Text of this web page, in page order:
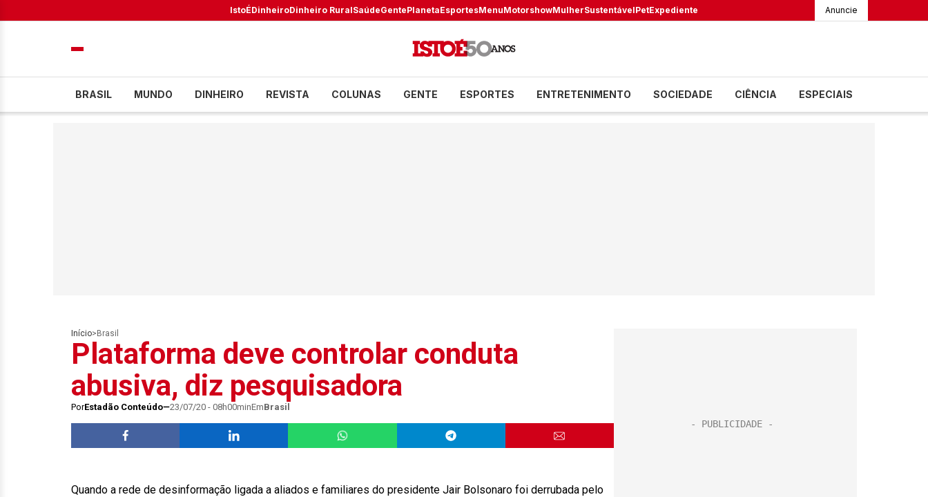
IstoÉDinheiroDinheiro RuralSaúdeGentePlanetaEsportesMenuMotorshowMulherSustentávelPetExpediente Anuncie
BRASIL MUNDO DINHEIRO REVISTA COLUNAS GENTE ESPORTES ENTRETENIMENTO SOCIEDADE CIÊNCIA ESPECIAIS
Início> Brasil
Plataforma deve controlar conduta
abusiva, diz pesquisadora
PorEstadão Conteúdo 23/07/20 - 08h00minEmBrasil
Quando a rede de desinformação ligada a aliados e familiares do presidente Jair Bolsonaro foi derrubada pelo